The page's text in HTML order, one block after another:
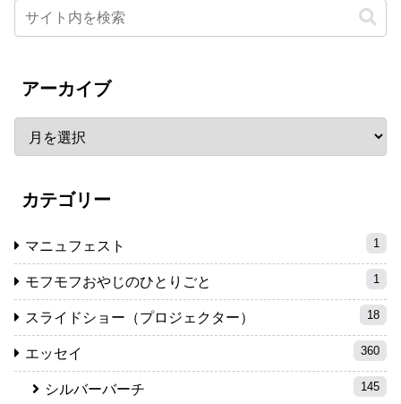
アーカイブ
カテゴリー
マニュフェスト 1
モフモフおやじのひとりごと 1
スライドショー（プロジェクター） 18
エッセイ 360
シルバーバーチ 145